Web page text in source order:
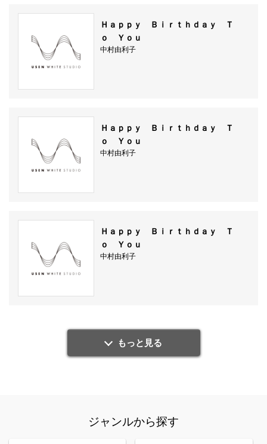
もっと見る
Ｈａｐｐｙ Ｂｉｒｔｈｄａｙ Ｔ
ｏ Ｙｏｕ
中村由利子
Ｈａｐｐｙ Ｂｉｒｔｈｄａｙ Ｔ
ｏ Ｙｏｕ
中村由利子
Ｈａｐｐｙ Ｂｉｒｔｈｄａｙ Ｔ
ｏ Ｙｏｕ
中村由利子
ジャンルから探す